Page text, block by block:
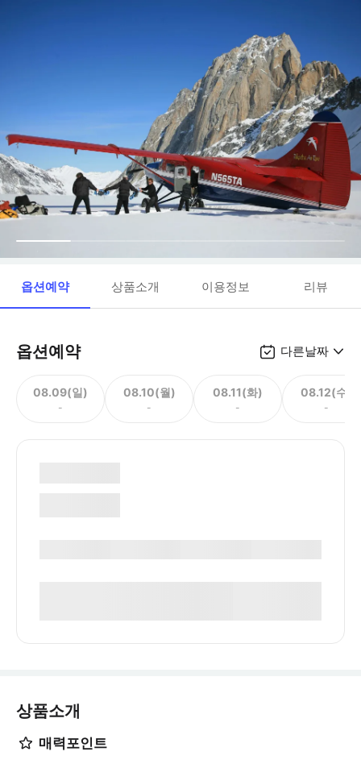
옵션예약 상품소개 이용정보 리뷰
옵션예약 다른날짜
08.09(일)
-
08.10(월)
-
08.11(화)
-
08.12(수)
-
상품소개
매력포인트